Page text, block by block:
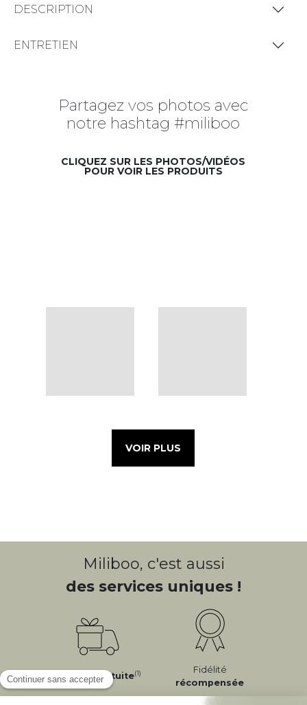
DESCRIPTION
ENTRETIEN
Partagez vos photos avec
notre hashtag #miliboo
CLIQUEZ SUR LES PHOTOS/VIDÉOS
POUR VOIR LES PRODUITS
VOIR PLUS
Miliboo, c'est aussi
des services uniques !
LivraisonGratuite(1)
Fidélité
récompensée